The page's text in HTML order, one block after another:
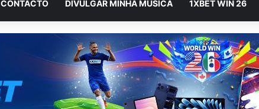
CONTACTO DIVULGAR MINHA MÚSICA 1XBET WIN 26